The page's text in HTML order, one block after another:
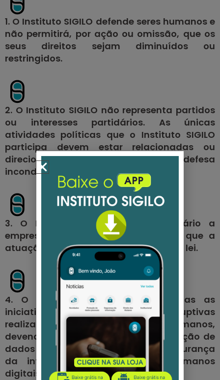
1. O Instituto SIGILO defende seres humanos e
não permitirá, por ação ou omissão, que os
seus direitos sejam diminuídos ou
restringidos.
2. O Instituto SIGILO não representa partidos
ou interesses partidários. As únicas
atividades políticas que o Instituto SIGILO
participa devem estar relacionadas ou
direcionadas exclusivamente a defesa
incondicional do titular de dados.
3. O Instituto SIGILO não é contrário a
empresas e a governos, a não ser que a
atuação deles entre em conflito com 1ª lei.
4. O Instituto SIGILO apoiará todas as
iniciativas inovadoras e disruptivas
realizadas em prol dos seres humanos,
devendo-se respeitar sempre a proteção de
dados pessoais, o compliance, a segurança
da informação e os direitos humanos
digitais.